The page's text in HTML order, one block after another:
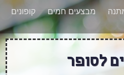
לגבי קופונים חדשים?
אלינו גם
מבצעים חמים
קופונים
לסופר